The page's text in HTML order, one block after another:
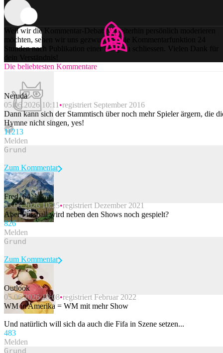
Weil wir die Kommentar-Debatten weiterhin persönlich moderieren
möchten, sehen wir uns gezwungen, die Kommentarfunktion 24
Stunden nach Publikation einer Story zu schliessen. Vielen Dank für
dein Verständnis!
Die beliebtesten Kommentare
Neruda
05.06.2026 10:11 registriert September 2016
Dann kann sich der Stammtisch über noch mehr Spieler ärgern, die
Hymne nicht singen, yes!
11213
Melden
Beitrag melden
Zum Kommentar
Fred_64
05.06.2026 10:25 registriert Dezember 2021
Aber Fussball wird neben den Shows noch gespielt?
826
Melden
Beitrag melden
Zum Kommentar
Outlook
05.06.2026 10:08 registriert Februar 2022
WM in Amerika = WM mit mehr Show
Und natürlich will sich da auch die Fifa in Szene setzen...
483
Melden